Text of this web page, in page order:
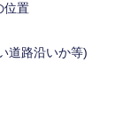
位置
道路沿いか等)